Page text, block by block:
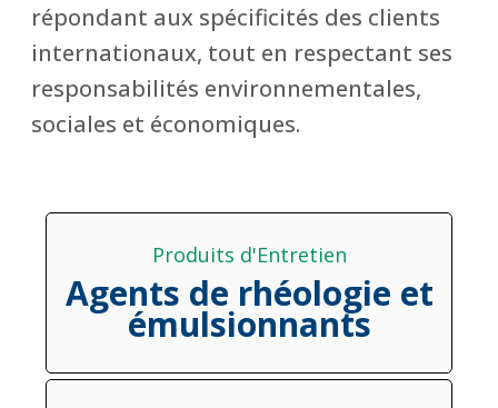
répondant aux spécificités des clients
internationaux, tout en respectant ses
responsabilités environnementales,
sociales et économiques.
Produits d'Entretien
Agents de rhéologie et
émulsionnants